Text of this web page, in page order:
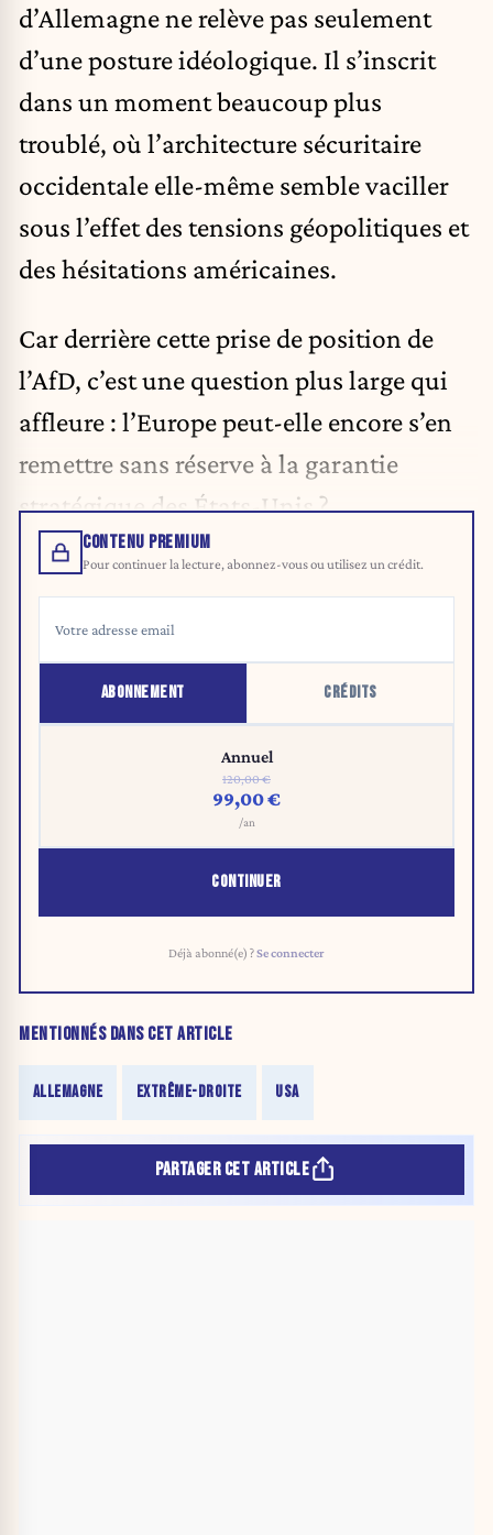
d’Allemagne ne relève pas seulement
d’une posture idéologique. Il s’inscrit
dans un moment beaucoup plus
troublé, où l’architecture sécuritaire
occidentale elle-même semble vaciller
sous l’effet des tensions géopolitiques et
des hésitations américaines.
Car derrière cette prise de position de
l’AfD, c’est une question plus large qui
affleure : l’Europe peut-elle encore s’en
remettre sans réserve à la garantie
stratégique des États-Unis ?
CONTENU PREMIUM
Pour continuer la lecture, abonnez-vous ou utilisez un crédit.
ABONNEMENT CRÉDITS
Annuel
120,00 €
99,00 €
/an
CONTINUER
Déjà abonné(e) ?Se connecter
MENTIONNÉS DANS CET ARTICLE
ALLEMAGNE EXTRÊME-DROITE USA
PARTAGER CET ARTICLE